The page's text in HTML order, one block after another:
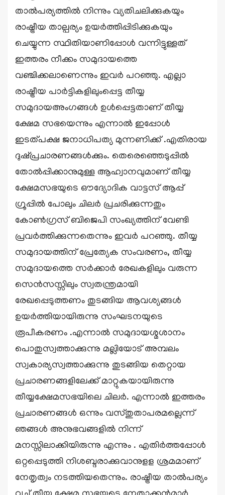
താൽപര്യത്തിൽ നിന്നും വ്യതിചലിക്കുകയും
രാഷ്ട്രീയ താല്പര്യം ഉയർത്തിപ്പിടിക്കുകയും
ചെയ്യുന്ന സ്ഥിതിയാണിപ്പോൾ വന്നിട്ടുള്ളത്
ഇത്തരം നീക്കം സമുദായത്തെ
വഞ്ചിക്കലാണെന്നും ഇവർ പറഞ്ഞു. എല്ലാ
രാഷ്ട്രീയ പാർട്ടികളിലുംപ്പെട്ട തീയ്യ
സമുദായഅംഗങ്ങൾ ഉൾപ്പെട്ടതാണ് തീയ്യ
ക്ഷേമ സഭയെന്നും എന്നാൽ ഇപ്പോൾ
ഇടത്പക്ഷ ജനാധിപത്യ മുന്നണിക്ക് .എതിരായ
ദുഷ്പ്രചാരണങ്ങൾക്കും. തെരെഞ്ഞെടുപ്പിൽ
തോൽപ്പിക്കാനുമുള്ള ആഹ്വാനവുമാണ് തീയ്യ
ക്ഷേമസഭയുടെ ഔദ്യോദിക വാട്ടസ് ആപ്പ്
ഗ്രൂപ്പിൽ പോലും ചിലർ പ്രചരിക്കുന്നതും
കോൺഗ്രസ് ബിജെപി സംഖ്യത്തിന് വേണ്ടി
പ്രവർത്തിക്കുന്നതെന്നും ഇവർ പറഞ്ഞു. തീയ്യ
സമുദായത്തിന് പ്രേത്യേക സംവരണം, തീയ്യ
സമുദായത്തെ സർക്കാർ രേഖകളിലും വരുന്ന
സെൻസസ്സിലും സ്വതന്ത്രമായി
രേഖപ്പെടുത്തണം തുടങ്ങിയ ആവശ്യങ്ങൾ
ഉയർത്തിയായിരുന്നു സംഘടനയുടെ
രൂപീകരണം .എന്നാൽ സമുദായശ്മശാനം
പൊതുസ്വത്താക്കുന്നു മല്ലിയോട് അമ്പലം
സ്വകാര്യസ്വത്താക്കുന്നു തുടങ്ങിയ തെറ്റായ
പ്രചാരണങ്ങളിലേക്ക് മാറ്റുകയായിരുന്നു
തീയ്യക്ഷേമസഭയിലെ ചിലർ. എന്നാൽ ഇത്തരം
പ്രചാരണങ്ങൾ ഒന്നും വസ്തുതാപരമല്ലെന്ന്
ഞങ്ങൾ അനുഭവങ്ങളിൽ നിന്ന്
മനസ്സിലാക്കിയിരുന്നു എന്നും . എതിർത്തപ്പോൾ
ഒറ്റപ്പെടുത്തി നിശബ്ദരാക്കുവാനുളള ശ്രമമാണ്
നേതൃത്വം നടത്തിയതെന്നും. രാഷ്ട്രീയ താൽപര്യം